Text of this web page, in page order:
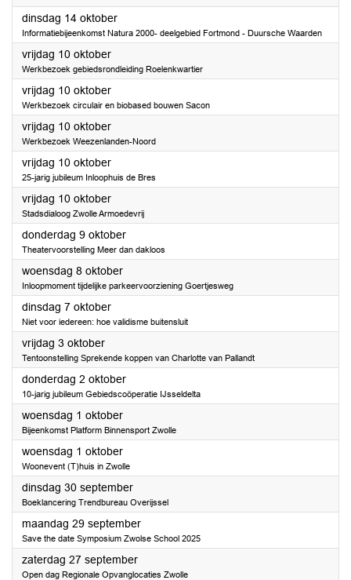
dinsdag 14 oktober2025
Informatiebijeenkomst Natura 2000- deelgebied Fortmond - Duursche Waarden
vrijdag 10 oktober2025
Werkbezoek gebiedsrondleiding Roelenkwartier
vrijdag 10 oktober2025
Werkbezoek circulair en biobased bouwen Sacon
vrijdag 10 oktober2025
Werkbezoek Weezenlanden-Noord
vrijdag 10 oktober2025
25-jarig jubileum Inloophuis de Bres
vrijdag 10 oktober2025
Stadsdialoog Zwolle Armoedevrij
donderdag 9 oktober2025
Theatervoorstelling Meer dan dakloos
woensdag 8 oktober2025
Inloopmoment tijdelijke parkeervoorziening Goertjesweg
dinsdag 7 oktober2025
Niet voor iedereen: hoe validisme buitensluit
vrijdag 3 oktober2025
Tentoonstelling Sprekende koppen van Charlotte van Pallandt
donderdag 2 oktober2025
10-jarig jubileum Gebiedscoöperatie IJsseldelta
woensdag 1 oktober2025
Bijeenkomst Platform Binnensport Zwolle
woensdag 1 oktober2025
Woonevent (T)huis in Zwolle
dinsdag 30 september2025
Boeklancering Trendbureau Overijssel
maandag 29 september2025
Save the date Symposium Zwolse School 2025
zaterdag 27 september2025
Open dag Regionale Opvanglocaties Zwolle